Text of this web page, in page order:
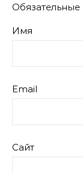
Имя
Email
Сайт